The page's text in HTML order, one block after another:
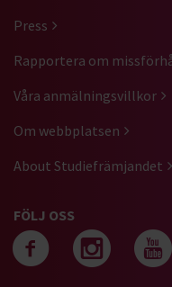
Press
Rapportera om
Våra anmälningsvillkor
Om webbplatsen
About Studiefrämjandet
FÖLJ OSS
Följ oss
Följ